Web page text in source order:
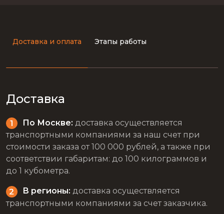
Доставка и оплата Этапы работы
Доставка
По Москве: доставка осуществляется
транспортными компаниями за наш счет при
стоимости заказа от 100 000 рублей, а также при
соответствии габаритам: до 100 килограммов и
до 1 кубометра.
В регионы: доставка осуществляется
транспортными компаниями за счет заказчика.